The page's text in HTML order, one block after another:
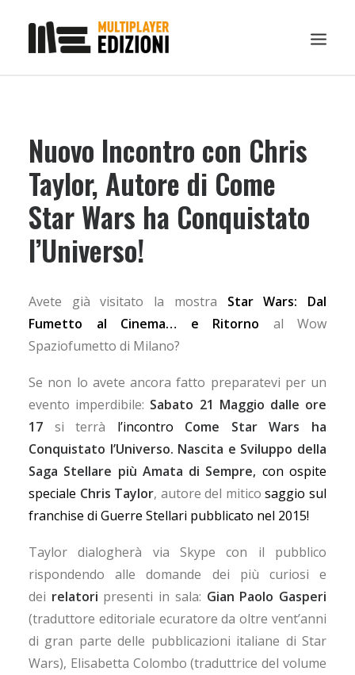
LIBRI
GUIDE STRATEGICHE
GADGET
NEWS
CONTATTI
DOWNLOAD
RICERCA
Nuovo Incontro con Chris
Taylor, Autore di Come
Star Wars ha Conquistato
l’Universo!
Avete già visitato la mostra Star Wars: Dal
Fumetto al Cinema… e Ritorno
al Wow
Spaziofumetto di Milano?
Se non lo avete ancora fatto preparatevi per un
evento imperdibile: Sabato 21 Maggio dalle ore
17 si terrà l’incontro Come Star Wars ha
Conquistato l’Universo. Nascita e Sviluppo della
Saga Stellare più Amata di Sempre, con ospite
speciale Chris Taylor, autore del miticosaggio sul
franchise di Guerre Stellari pubblicato nel 2015!
Taylor dialogherà via Skype con il pubblico
rispondendo alle domande dei più curiosi e
dei relatori presenti in sala: Gian Paolo Gasperi
(traduttore editoriale ecuratore da oltre vent’anni
di gran parte delle pubblicazioni italiane di Star
Wars), Elisabetta Colombo (traduttrice del volume